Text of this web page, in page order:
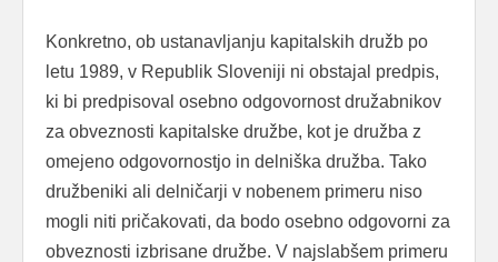
Konkretno, ob ustanavljanju kapitalskih družb po
letu 1989, v Republik Sloveniji ni obstajal predpis,
ki bi predpisoval osebno odgovornost družabnikov
za obveznosti kapitalske družbe, kot je družba z
omejeno odgovornostjo in delniška družba. Tako
družbeniki ali delničarji v nobenem primeru niso
mogli niti pričakovati, da bodo osebno odgovorni za
obveznosti izbrisane družbe. V najslabšem primeru